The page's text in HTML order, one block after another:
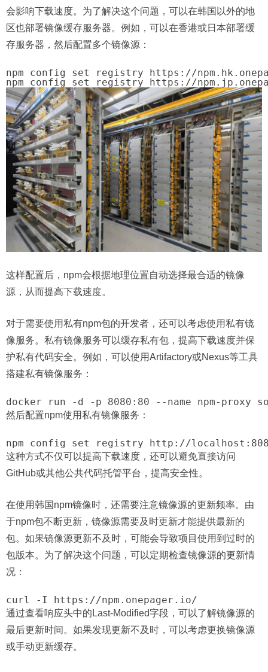
会影响下载速度。为了解决这个问题，可以在韩国以外的地
区也部署镜像缓存服务器。例如，可以在香港或日本部署缓
存服务器，然后配置多个镜像源：
npm config set registry https://
这样配置后，npm会根据地理位置自动选择最合适的镜像
源，从而提高下载速度。
对于需要使用私有npm包的开发者，还可以考虑使用私有镜
像服务。私有镜像服务可以缓存私有包，提高下载速度并保
护私有代码安全。例如，可以使用Artifactory或Nexus等工具
搭建私有镜像服务：
然后配置npm使用私有镜像服务：
这种方式不仅可以提高下载速度，还可以避免直接访问
GitHub或其他公共代码托管平台，提高安全性。
在使用韩国npm镜像时，还需要注意镜像源的更新频率。由
于npm包不断更新，镜像源需要及时更新才能提供最新的
包。如果镜像源更新不及时，可能会导致项目使用到过时的
包版本。为了解决这个问题，可以定期检查镜像源的更新情
况：
通过查看响应头中的Last-Modified字段，可以了解镜像源的
最后更新时间。如果发现更新不及时，可以考虑更换镜像源
或手动更新缓存。